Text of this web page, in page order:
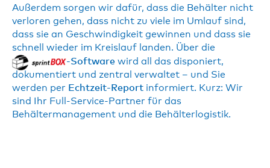
Außerdem sorgen wir dafür, dass die Behälter nicht
verloren gehen, dass nicht zu viele im Umlauf sind,
dass sie an Geschwindigkeit gewinnen und dass sie
schnell wieder im Kreislauf landen. Über die
-Software wird all das disponiert,
dokumentiert und zentral verwaltet – und Sie
werden per Echtzeit-Report informiert. Kurz: Wir
sind Ihr Full-Service-Partner für das
Behältermanagement und die Behälterlogistik.